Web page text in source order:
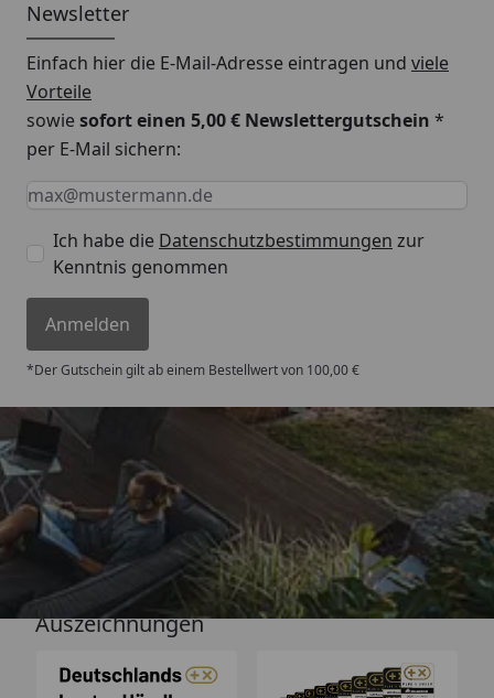
Newsletter
Einfach hier die E-Mail-Adresse eintragen und viele
Vorteile
sowiesofort einen 5,00 € Newslettergutschein *
per E-Mail sichern:
Keine Eingabe erforderlich
Eingabe erforderlich
E-Mail *
Ich habe die Datenschutzbestimmungen zur
Kenntnis genommen
Anmelden
*Der Gutschein gilt ab einem Bestellwert von 100,00 €
Versand
Auszeichnungen